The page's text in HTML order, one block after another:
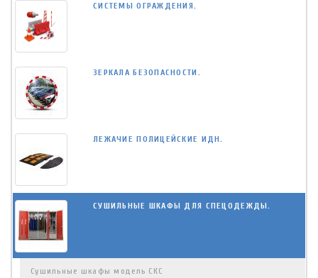
СИСТЕМЫ ОГРАЖДЕНИЯ.
ЗЕРКАЛА БЕЗОПАСНОСТИ.
ЛЕЖАЧИЕ ПОЛИЦЕЙСКИЕ ИДН.
СУШИЛЬНЫЕ ШКАФЫ ДЛЯ СПЕЦОДЕЖДЫ.
Сушильные шкафы модель СКС